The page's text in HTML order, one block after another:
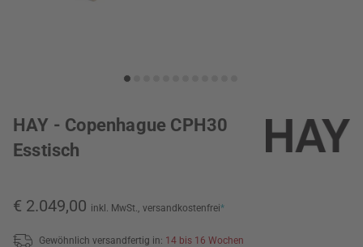
HAY - Copenhague CPH30
Esstisch
€ 2.049,00 inkl. MwSt., versandkostenfrei*
Gewöhnlich versandfertig in: 14 bis 16 Wochen